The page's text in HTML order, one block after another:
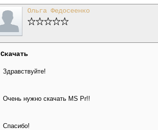
Ольга Федосеенко
Скачать
Здравствуйте!
Очень нужно скачать MS Pr!!
Спасибо!